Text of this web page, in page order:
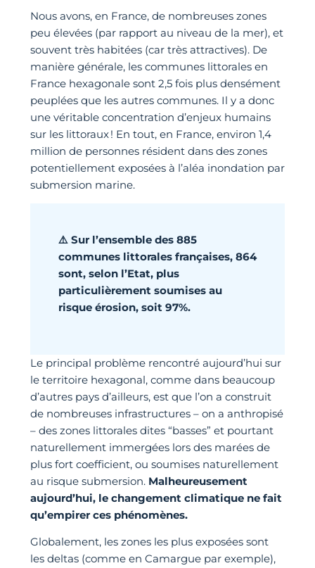
Nous avons, en France, de nombreuses zones
peu élevées (par rapport au niveau de la mer), et
souvent très habitées (car très attractives). De
manière générale, les communes littorales en
France hexagonale sont 2,5 fois plus densément
peuplées que les autres communes. Il y a donc
une véritable concentration d’enjeux humains
sur les littoraux ! En tout, en France, environ 1,4
million de personnes résident dans des zones
potentiellement exposées à l’aléa inondation par
submersion marine.
⚠️ Sur l’ensemble des 885
communes littorales françaises, 864
sont, selon l’Etat, plus
particulièrement soumises au
risque érosion, soit 97%.
Le principal problème rencontré aujourd’hui sur
le territoire hexagonal, comme dans beaucoup
d’autres pays d’ailleurs, est que l’on a construit
de nombreuses infrastructures – on a anthropisé
– des zones littorales dites “basses” et pourtant
naturellement immergées lors des marées de
plus fort coefficient, ou soumises naturellement
au risque submersion. Malheureusement
aujourd’hui, le changement climatique ne fait
qu’empirer ces phénomènes.
Globalement, les zones les plus exposées sont
les deltas (comme en Camargue par exemple),